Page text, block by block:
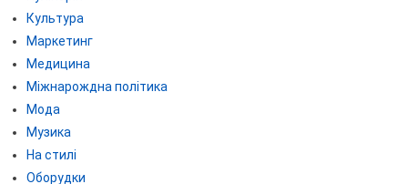
Культура
Маркетинг
Медицина
Міжнарождна політика
Мода
Музика
На стилі
Оборудки